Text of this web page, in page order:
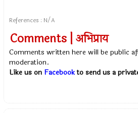
References : N/A
Comments | अभिप्राय
Comments written here will be public
moderation.
Like us on Facebookto send us a